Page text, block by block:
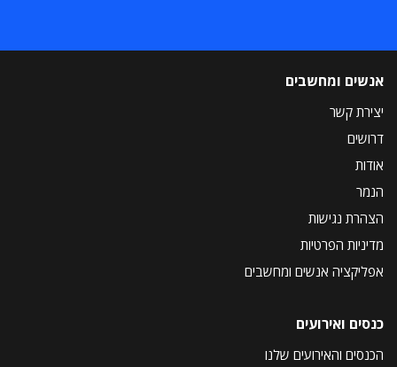
אנשים ומחשבים
יצירת קשר
דרושים
אודות
הנמר
הצהרת נגישות
מדיניות הפרטיות
אפליקציה אנשים ומחשבים
כנסים ואירועים
הכנסים והאירועים שלנו